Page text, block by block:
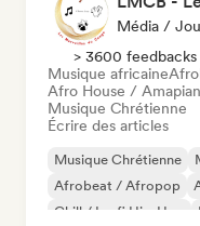
Média /
> 3600 feedbacks
Musique africaine
Afro House /
Musique Chrétienne
Écrire des articles
Musique Chrétienne
Afrobeat / Afropop
Chill / Lo-fi Hip-Hop